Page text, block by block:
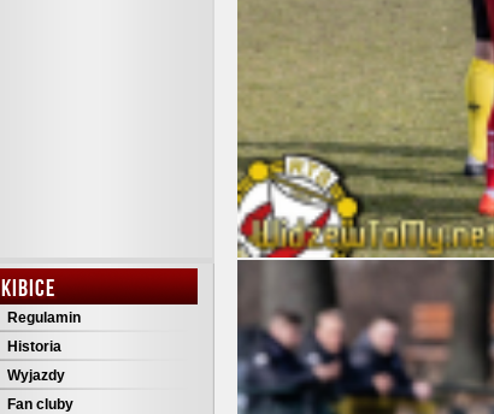
KIBICE
Regulamin
Historia
Wyjazdy
Fan cluby